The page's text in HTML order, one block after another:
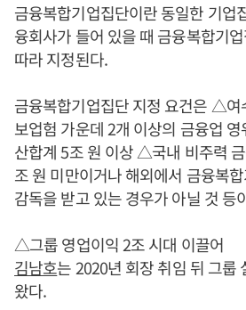
금융복합기업집단이란 동일한 기업
융회사가 들어 있을 때 금융복합기
따라 지정된다.
금융복합기업집단 지정 요건은 △여
보업험 가운데 2개 이상의 금융업
산합계 5조 원 이상 △국내 비주력
조 원 미만이거나 해외에서 금융복
감독을 받고 있는 경우가 아닐 것 등
△그룹 영업이익 2조 시대 이끌어
김남호는 2020년 회장 취임 뒤 그룹
왔다.